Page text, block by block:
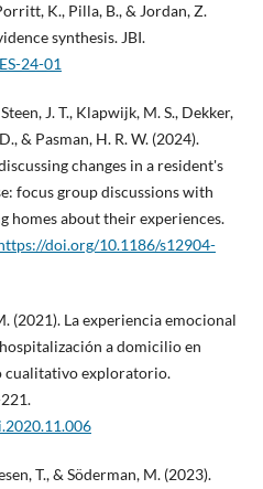
K., Pilla, B., & Jordan, Z.
synthesis. JBI.
24-01
J. T., Klapwijk, M. S., Dekker,
& Pasman, H. R. W. (2024).
changes in a resident's
focus group discussions with
homes about their experiences.
doi.org/10.1186/s12904-
(2021). La experiencia emocional
a domicilio en
cualitativo exploratorio.
T., & Söderman, M. (2023).